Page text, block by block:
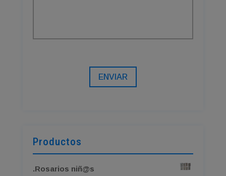
ENVIAR
Productos
.Rosarios niñ@s